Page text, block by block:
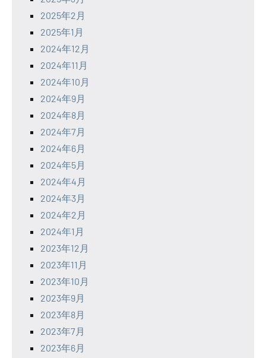
2025年2月
2025年1月
2024年12月
2024年11月
2024年10月
2024年9月
2024年8月
2024年7月
2024年6月
2024年5月
2024年4月
2024年3月
2024年2月
2024年1月
2023年12月
2023年11月
2023年10月
2023年9月
2023年8月
2023年7月
2023年6月